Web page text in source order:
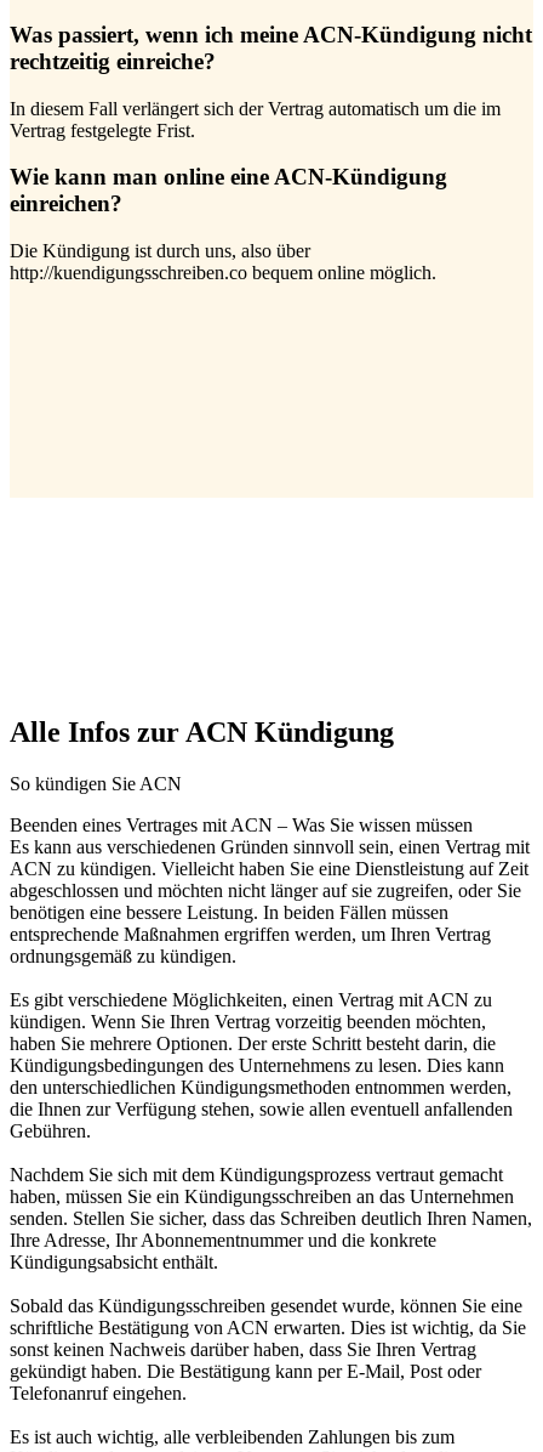
Was passiert, wenn ich meine ACN-Kündigung nicht
rechtzeitig einreiche?
In diesem Fall verlängert sich der Vertrag automatisch um die im
Vertrag festgelegte Frist.
Wie kann man online eine ACN-Kündigung
einreichen?
Die Kündigung ist durch uns, also über
http://kuendigungsschreiben.co bequem online möglich.
Alle Infos zur ACN Kündigung
So kündigen Sie ACN
Beenden eines Vertrages mit ACN – Was Sie wissen müssen
Es kann aus verschiedenen Gründen sinnvoll sein, einen Vertrag mit
ACN zu kündigen. Vielleicht haben Sie eine Dienstleistung auf Zeit
abgeschlossen und möchten nicht länger auf sie zugreifen, oder Sie
benötigen eine bessere Leistung. In beiden Fällen müssen
entsprechende Maßnahmen ergriffen werden, um Ihren Vertrag
ordnungsgemäß zu kündigen.
Es gibt verschiedene Möglichkeiten, einen Vertrag mit ACN zu
kündigen. Wenn Sie Ihren Vertrag vorzeitig beenden möchten,
haben Sie mehrere Optionen. Der erste Schritt besteht darin, die
Kündigungsbedingungen des Unternehmens zu lesen. Dies kann
den unterschiedlichen Kündigungsmethoden entnommen werden,
die Ihnen zur Verfügung stehen, sowie allen eventuell anfallenden
Gebühren.
Nachdem Sie sich mit dem Kündigungsprozess vertraut gemacht
haben, müssen Sie ein Kündigungsschreiben an das Unternehmen
senden. Stellen Sie sicher, dass das Schreiben deutlich Ihren Namen,
Ihre Adresse, Ihr Abonnementnummer und die konkrete
Kündigungsabsicht enthält.
Sobald das Kündigungsschreiben gesendet wurde, können Sie eine
schriftliche Bestätigung von ACN erwarten. Dies ist wichtig, da Sie
sonst keinen Nachweis darüber haben, dass Sie Ihren Vertrag
gekündigt haben. Die Bestätigung kann per E-Mail, Post oder
Telefonanruf eingehen.
Es ist auch wichtig, alle verbleibenden Zahlungen bis zum